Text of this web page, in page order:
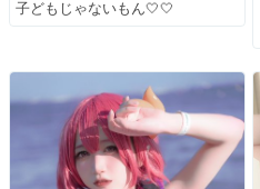
子どもじゃないもん🤍🤍